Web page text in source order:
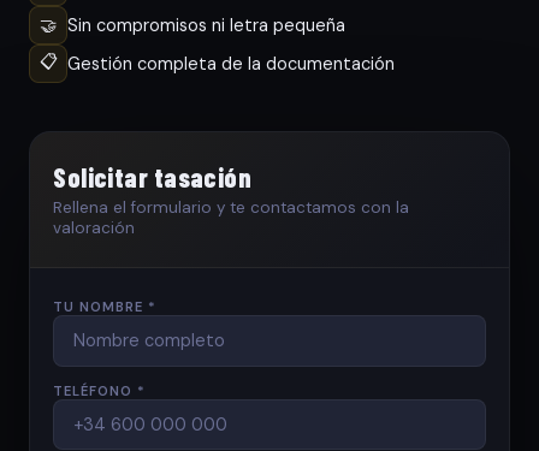
🤝 Sin compromisos ni letra pequeña
📋 Gestión completa de la documentación
Solicitar tasación
Rellena el formulario y te contactamos con la
valoración
TU NOMBRE *
TELÉFONO *